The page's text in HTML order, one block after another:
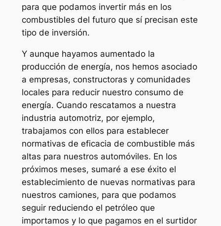
para que podamos invertir más en los
combustibles del futuro que sí precisan este
tipo de inversión.
Y aunque hayamos aumentado la
producción de energía, nos hemos asociado
a empresas, constructoras y comunidades
locales para reducir nuestro consumo de
energía. Cuando rescatamos a nuestra
industria automotriz, por ejemplo,
trabajamos con ellos para establecer
normativas de eficacia de combustible más
altas para nuestros automóviles. En los
próximos meses, sumaré a ese éxito el
establecimiento de nuevas normativas para
nuestros camiones, para que podamos
seguir reduciendo el petróleo que
importamos y lo que pagamos en el surtidor